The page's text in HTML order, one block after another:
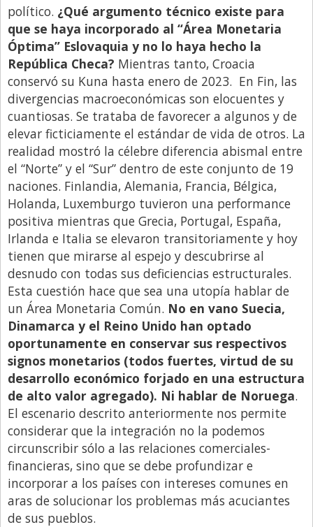
político. ¿Qué argumento técnico existe para
que se haya incorporado al “Área Monetaria
Óptima” Eslovaquia y no lo haya hecho la
República Checa? Mientras tanto, Croacia
conservó su Kuna hasta enero de 2023. En Fin, las
divergencias macroeconómicas son elocuentes y
cuantiosas. Se trataba de favorecer a algunos y de
elevar ficticiamente el estándar de vida de otros. La
realidad mostró la célebre diferencia abismal entre
el “Norte” y el “Sur” dentro de este conjunto de 19
naciones. Finlandia, Alemania, Francia, Bélgica,
Holanda, Luxemburgo tuvieron una performance
positiva mientras que Grecia, Portugal, España,
Irlanda e Italia se elevaron transitoriamente y hoy
tienen que mirarse al espejo y descubrirse al
desnudo con todas sus deficiencias estructurales.
Esta cuestión hace que sea una utopía hablar de
un Área Monetaria Común. No en vano Suecia,
Dinamarca y el Reino Unido han optado
oportunamente en conservar sus respectivos
signos monetarios (todos fuertes, virtud de su
desarrollo económico forjado en una estructura
de alto valor agregado). Ni hablar de Noruega.
El escenario descrito anteriormente nos permite
considerar que la integración no la podemos
circunscribir sólo a las relaciones comerciales-
financieras, sino que se debe profundizar e
incorporar a los países con intereses comunes en
aras de solucionar los problemas más acuciantes
de sus pueblos.